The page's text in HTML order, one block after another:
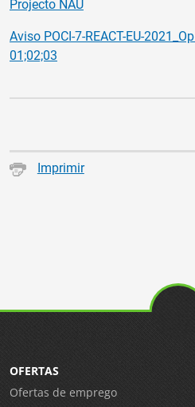
Projecto NAU
Aviso POCI-7-REACT-EU-
01;02;03
Imprimir
OFERTAS
Ofertas de emprego